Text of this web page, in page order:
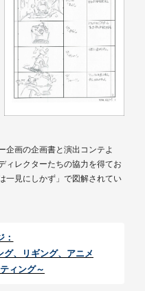
企画の企画書と演出コンテよ
ィレクターたちの協力を得てお
一見にしかず」で図解されてい
：
、リギング、アニメ
ィング～